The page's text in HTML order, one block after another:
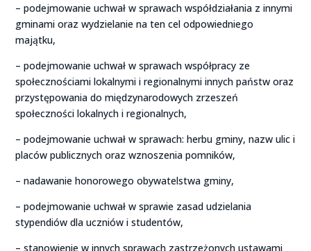
– podejmowanie uchwał w sprawach współdziałania z innymi
gminami oraz wydzielanie na ten cel odpowiedniego
majątku,
– podejmowanie uchwał w sprawach współpracy ze
społecznościami lokalnymi i regionalnymi innych państw oraz
przystępowania do międzynarodowych zrzeszeń
społeczności lokalnych i regionalnych,
– podejmowanie uchwał w sprawach: herbu gminy, nazw ulic i
placów publicznych oraz wznoszenia pomników,
– nadawanie honorowego obywatelstwa gminy,
– podejmowanie uchwał w sprawie zasad udzielania
stypendiów dla uczniów i studentów,
– stanowienie w innych sprawach zastrzeżonych ustawami